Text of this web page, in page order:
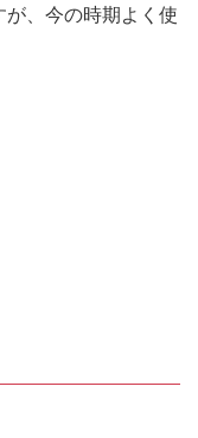
、今の時期よく使